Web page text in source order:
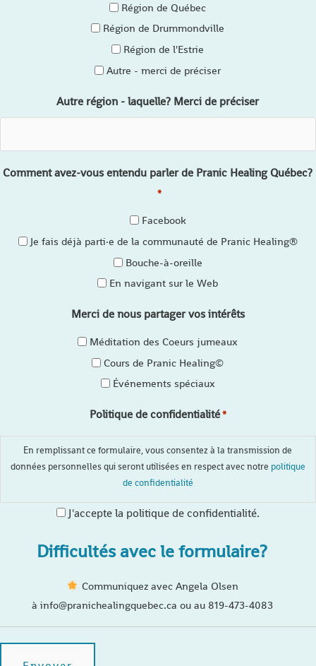
Région de Québec
Région de Drummondville
Région de l'Estrie
Autre - merci de préciser
Autre région - laquelle? Merci de préciser
Comment avez-vous entendu parler de Pranic Healing Québec?
*
Facebook
Je fais déjà parti·e de la communauté de Pranic Healing®
Bouche-à-oreille
En navigant sur le Web
Merci de nous partager vos intérêts
Méditation des Coeurs jumeaux
Cours de Pranic Healing©
Événements spéciaux
Politique de confidentialité*
En remplissant ce formulaire, vous consentez à la transmission de
données personnelles qui seront utilisées en respect avec notre politique
de confidentialité
J'accepte la politique de confidentialité.
Difficultés avec le formulaire?
Communiquez avec Angela Olsen
à info@pranichealingquebec.ca ou au 819-473-4083